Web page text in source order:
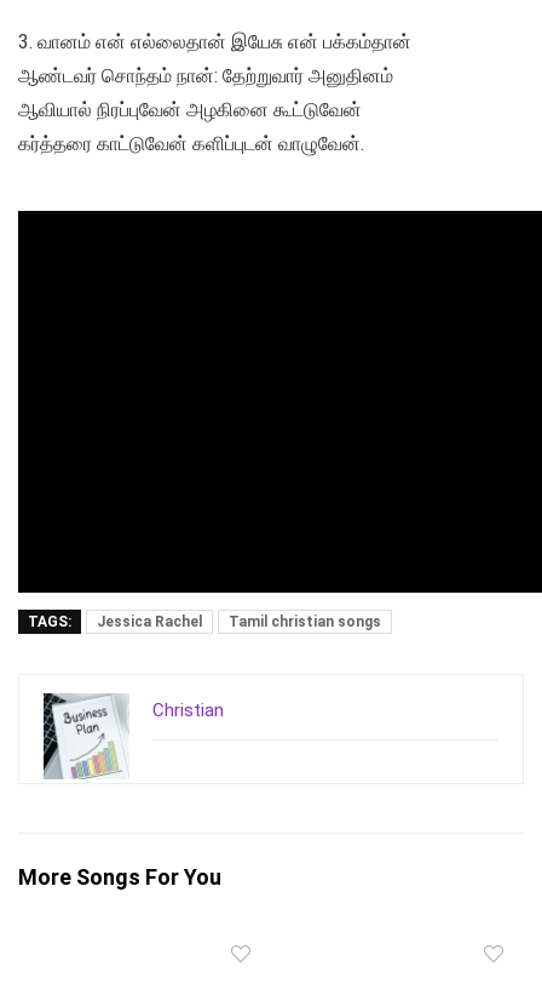
3. வானம் என் எல்லைதான் இயேசு என் பக்கம்தான்
ஆண்டவர் சொந்தம் நான்: தேற்றுவார் அனுதினம்
ஆவியால் நிரப்புவேன் அழகினை கூட்டுவேன்
கர்த்தரை காட்டுவேன் களிப்புடன் வாழுவேன்.
TAGS: Jessica Rachel Tamil christian songs
Christian
More Songs For You